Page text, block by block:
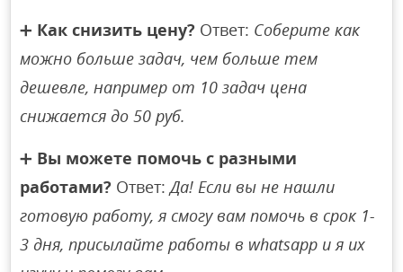
➕ Как снизить цену? Ответ: Соберите как
можно больше задач, чем больше тем
дешевле, например от 10 задач цена
снижается до 50 руб.
➕ Вы можете помочь с разными
работами? Ответ:Да! Если вы не нашли
готовую работу, я смогу вам помочь в срок 1-
3 дня, присылайте работы в whatsapp и я их